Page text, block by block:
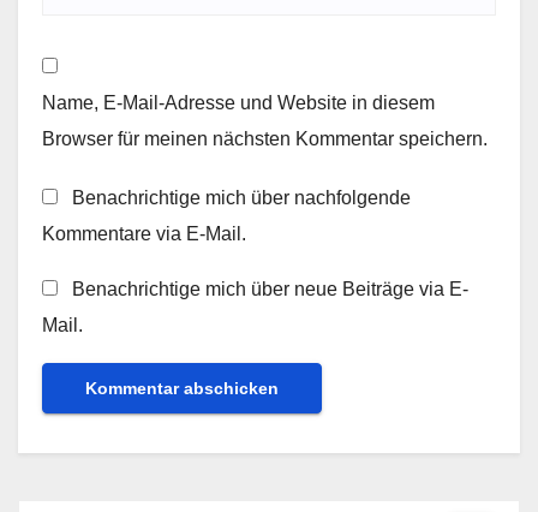
Name, E-Mail-Adresse und Website in diesem
Browser für meinen nächsten Kommentar speichern.
Benachrichtige mich über nachfolgende
Kommentare via E-Mail.
Benachrichtige mich über neue Beiträge via E-
Mail.